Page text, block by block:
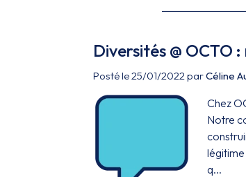
Diversités @ OCTO
Posté le 25/01/2022 parCéline
Chez
Notre
q...